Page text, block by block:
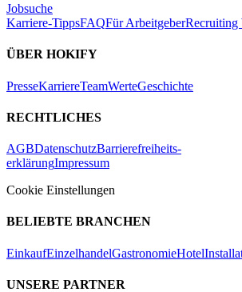
Jobsuche
Karriere-TippsFAQFür ArbeitgeberRecruiting
ÜBER HOKIFY
PresseKarriereTeamWerteGeschichte
RECHTLICHES
AGBDatenschutzBarrierefreiheits-
erklärungImpressum
Cookie Einstellungen
BELIEBTE BRANCHEN
EinkaufEinzelhandelGastronomieHotel
UNSERE PARTNER